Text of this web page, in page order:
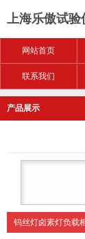
上海乐傲试验
网站首页
联系我们
产品展示
钨丝灯卤素灯负载